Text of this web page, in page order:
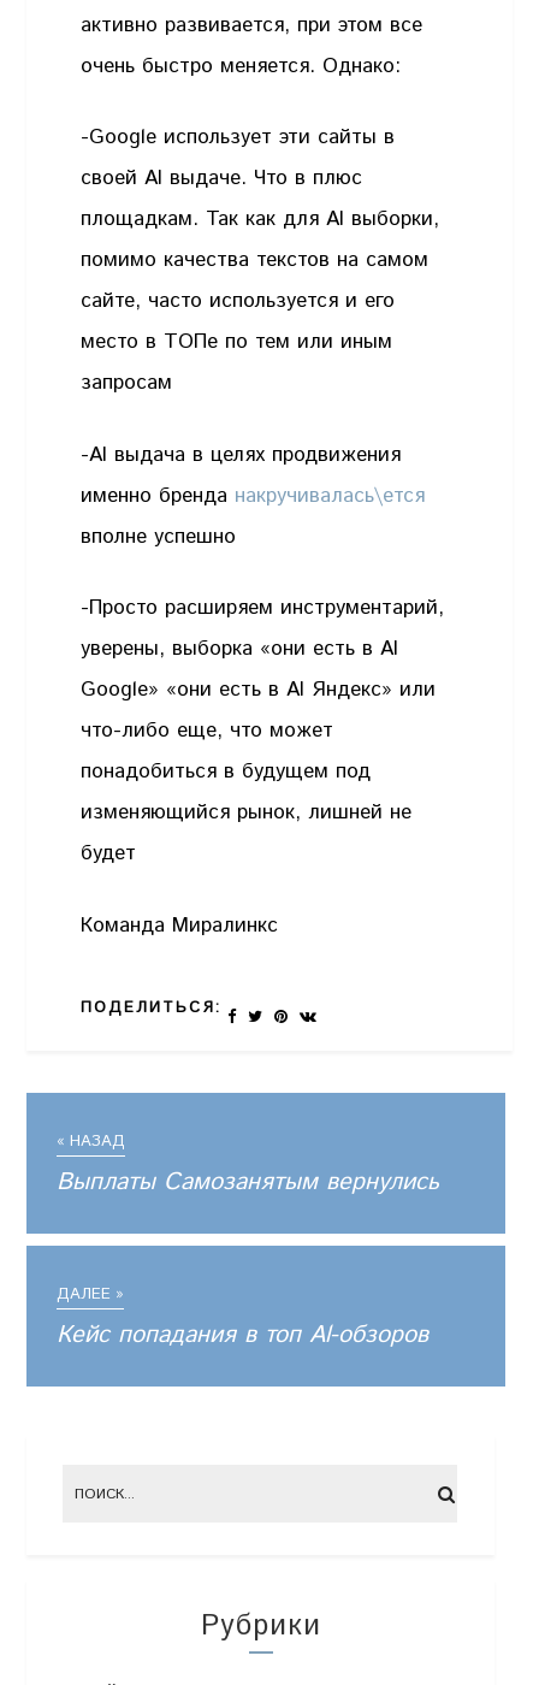
активно развивается, при этом все
очень быстро меняется. Однако:
-Google использует эти сайты в
своей AI выдаче. Что в плюс
площадкам. Так как для AI выборки,
помимо качества текстов на самом
сайте, часто используется и его
место в ТОПе по тем или иным
запросам
-AI выдача в целях продвижения
именно бренда накручивалась\ется
вполне успешно
-Просто расширяем инструментарий,
уверены, выборка «они есть в AI
Google» «они есть в AI Яндекс» или
что-либо еще, что может
понадобиться в будущем под
изменяющийся рынок, лишней не
будет
Команда Миралинкс
ПОДЕЛИТЬСЯ:
« НАЗАД
Выплаты Самозанятым вернулись
ДАЛЕЕ »
Кейс попадания в топ Al-обзоров
Рубрики